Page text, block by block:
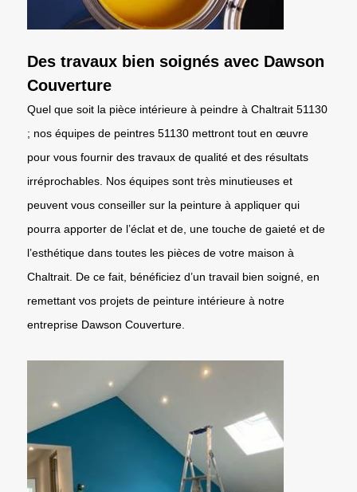
Des travaux bien soignés avec Dawson
Couverture
Quel que soit la pièce intérieure à peindre à Chaltrait 51130
; nos équipes de peintres 51130 mettront tout en œuvre
pour vous fournir des travaux de qualité et des résultats
irréprochables. Nos équipes sont très minutieuses et
peuvent vous conseiller sur la peinture à appliquer qui
pourra apporter de l’éclat et de, une touche de gaieté et de
l’esthétique dans toutes les pièces de votre maison à
Chaltrait. De ce fait, bénéficiez d’un travail bien soigné, en
remettant vos projets de peinture intérieure à notre
entreprise Dawson Couverture.